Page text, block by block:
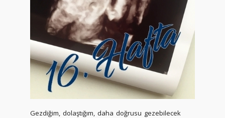
Gezdiğim, dolaştığım, daha doğrusu gezebilecek